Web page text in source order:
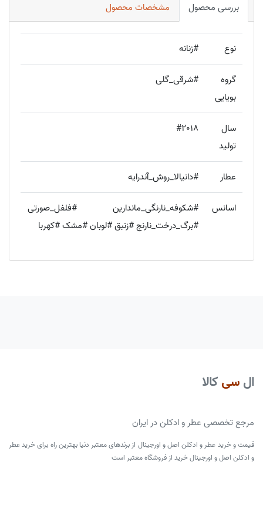
بررسی محصول مشخصات محصول
نوع #زنانه
گروه
بویایی
#شرقی_گلی
سال
تولید
#2018
عطار #دانیالا_روش_آندرایه
اسانس
#شکوفه_نارنگی_ماندارین #فلفل_صورتی
#برگ_درخت_نارنج #زنبق #لوبان #مشک #کهربا
ال سی کالا
مرجع تخصصی عطر و ادکلن در ایران
قیمت و خرید عطر و ادکلن اصل و اورجینال از برندهای معتبر دنیا بهترین راه برای خرید عطر
و ادکلن اصل و اورجینال خرید از فروشگاه معتبر است